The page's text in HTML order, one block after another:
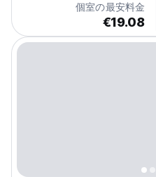
個室の最安料金
€19.08